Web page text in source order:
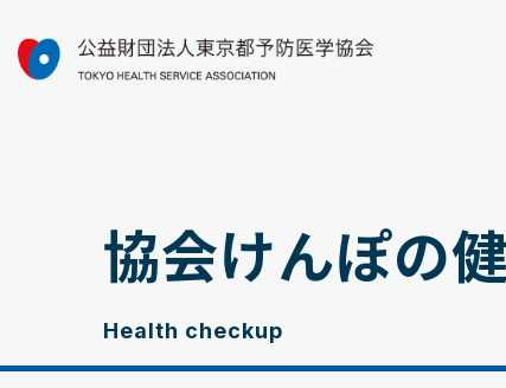
協会けんぽの
Health checkup